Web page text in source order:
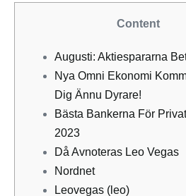
Content
Augusti: Aktiespararna
Nya Omni Ekonomi
Dig Ännu Dyrare!
Bästa Bankerna För
2023
Då Avnoteras Leo Vegas
Nordnet
Leovegas (leo)